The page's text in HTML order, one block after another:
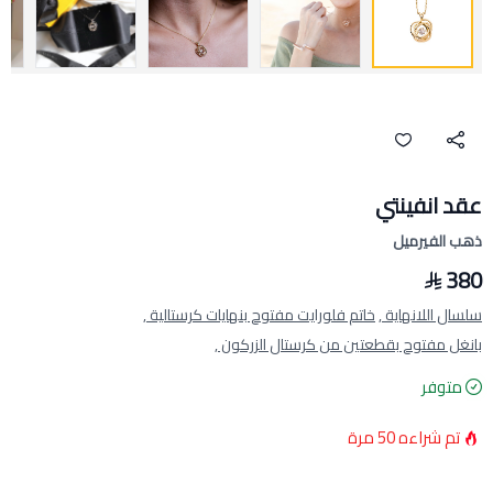
عقد انفينتي
ذهب الفيرميل
380
سلسال اللانهاية ,خاتم فلورايت مفتوح بنهايات كرستالية ,
بانغل مفتوح بقطعتين من كرستال الزركون ,
متوفر
تم شراءه50مرة